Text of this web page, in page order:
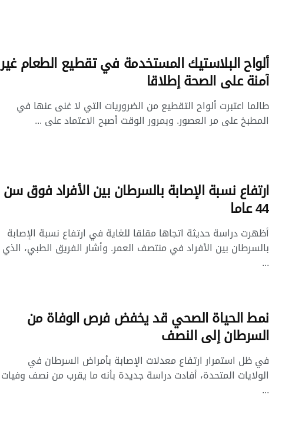
ألواح البلاستيك المستخدمة في تقطيع الطعام غير
آمنة على الصحة إطلاقا
طالما اعتبرت ألواح التقطيع من الضروريات التي لا غنى عنها في
المطبخ على مر العصور. وبمرور الوقت أصبح الاعتماد على ...
ارتفاع نسبة الإصابة بالسرطان بين الأفراد فوق سن
44 عاما
أظهرت دراسة حديثة اتجاها مقلقا للغاية في ارتفاع نسبة الإصابة
بالسرطان بين الأفراد في منتصف العمر. وأشار الفريق الطبي، الذي
...
نمط الحياة الصحي قد يخفض فرص الوفاة من
السرطان إلى النصف
في ظل استمرار ارتفاع معدلات الإصابة بأمراض السرطان في
الولايات المتحدة، أفادت دراسة جديدة بأنه ما يقرب من نصف وفيات
...